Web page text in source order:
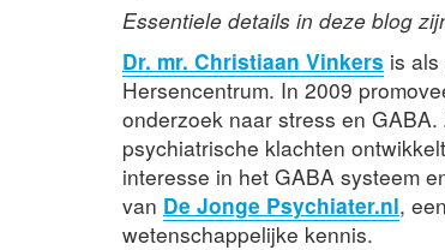
Essentiele details in deze blog
Dr. mr. Christiaan Vinkers is
Hersencentrum. In 2009
onderzoek naar stress en
psychiatrische klachten
interesse in het GABA systeem
van De Jonge Psychiater.nl,
wetenschappelijke kennis.